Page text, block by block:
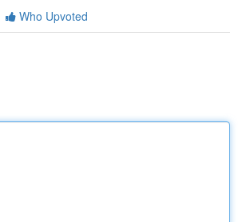
Who Upvoted